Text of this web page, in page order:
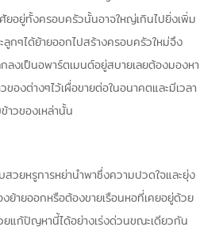
ยอยู่ทั้งครอบครัวนั้นอาจใหญ่เกินไปยิ่งเพิ่ม
ะลูกๆได้ย้ายออกไปสร้างครอบครัวใหม่จึง
ลงเป็นอพาร์ตเมนต์อยู่สบายเลยต้องมองหา
ของต่างๆไว้เผื่อขายต่อในอนาคตและมีเวลา
าวของเหล่านั้น
วยหรูการหย่านำพาซึ่งความปวดใจและยุ่ง
ย้ายออกหรือต้องขายเรือนหอที่เคยอยู่ด้วย
ยแก้ปัญหานี้ได้อย่างเร่งด่วนขณะเดียวกัน